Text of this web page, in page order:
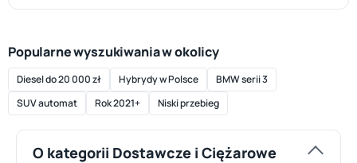
Popularne wyszukiwania w okolicy
Diesel do 20 000 zł Hybrydy w Polsce
BMW serii 3
SUV automat
Rok 2021+ Niski przebieg
O kategorii Dostawcze i Ciężarowe